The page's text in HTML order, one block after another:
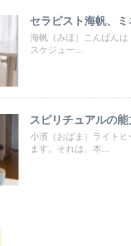
セラピスト海帆、
海帆（みほ）こんばん
スケジュー...
スピリチュアルの
小濱（おばま）ライト
ます。それは、本...